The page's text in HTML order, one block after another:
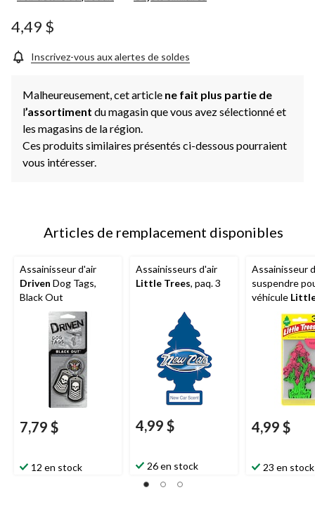
4,49 $
Inscrivez-vous aux alertes de soldes
Malheureusement, cet article ne fait plus partie de
l’assortiment du magasin que vous avez sélectionné et
les magasins de la région.
Ces produits similaires présentés ci-dessous pourraient
vous intéresser.
Articles de remplacement disponibles
Assainisseur d'air
Driven Dog Tags,
Black Out
7,79 $
12 en stock
Assainisseurs d'air
Little Trees, paq. 3
4,99 $
26 en stock
Assainisseur
suspendre
véhicule
Sour Power,
4,99 $
23 en stock